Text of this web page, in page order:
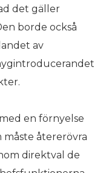
det gäller
borde också
av
en förnyelse
måste återerövra
direktval de